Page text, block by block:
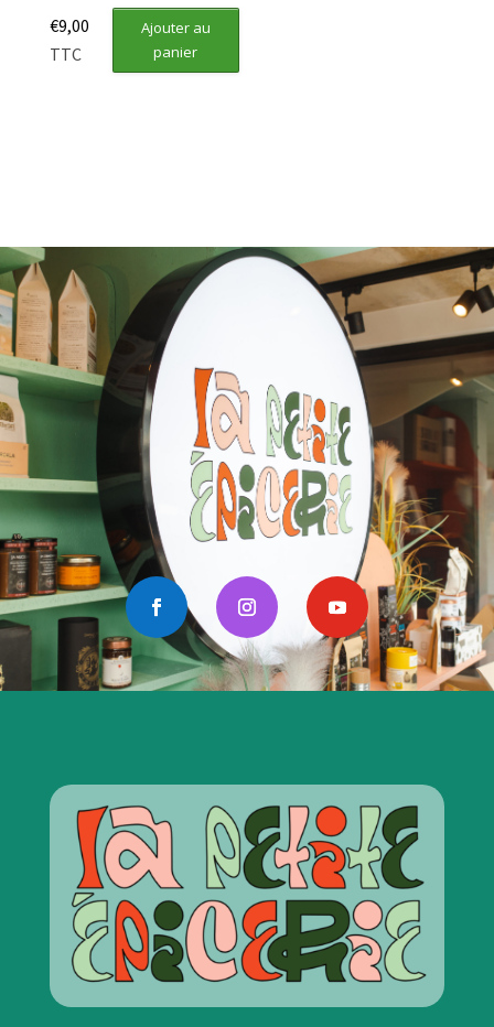
€9,00
TTC
Ajouter au
panier